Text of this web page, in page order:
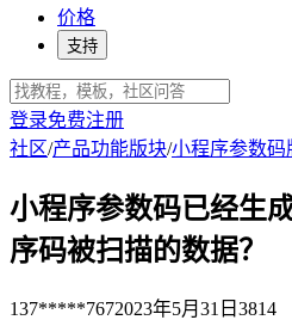
价格
支持
登录免费注册
社区/产品功能版块/小程序参数码
小程序参数码已经生
序码被扫描的数据？
137*****7672023年5月31日 3814